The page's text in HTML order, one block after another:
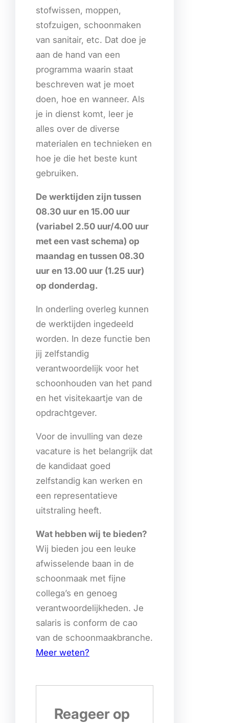
stofwissen, moppen,
stofzuigen, schoonmaken
van sanitair, etc. Dat doe je
aan de hand van een
programma waarin staat
beschreven wat je moet
doen, hoe en wanneer. Als
je in dienst komt, leer je
alles over de diverse
materialen en technieken en
hoe je die het beste kunt
gebruiken.
De werktijden zijn tussen
08.30 uur en 15.00 uur
(variabel 2.50 uur/4.00 uur
met een vast schema) op
maandag en tussen 08.30
uur en 13.00 uur (1.25 uur)
op donderdag.
In onderling overleg kunnen
de werktijden ingedeeld
worden. In deze functie ben
jij zelfstandig
verantwoordelijk voor het
schoonhouden van het pand
en het visitekaartje van de
opdrachtgever.
Voor de invulling van deze
vacature is het belangrijk dat
de kandidaat goed
zelfstandig kan werken en
een representatieve
uitstraling heeft.
Wat hebben wij te bieden?
Wij bieden jou een leuke
afwisselende baan in de
schoonmaak met fijne
collega’s en genoeg
verantwoordelijkheden. Je
salaris is conform de cao
van de schoonmaakbranche.
Meer weten?
Reageer op